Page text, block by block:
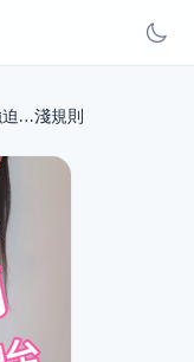
迫…淺規則